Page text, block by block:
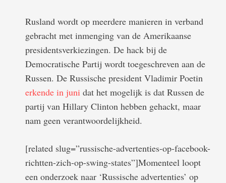
Rusland wordt op meerdere manieren in verband
gebracht met inmenging van de Amerikaanse
presidentsverkiezingen. De hack bij de
Democratische Partij wordt toegeschreven aan de
Russen. De Russische president Vladimir Poetin
erkende in juni dat het mogelijk is dat Russen de
partij van Hillary Clinton hebben gehackt, maar
nam geen verantwoordelijkheid.
[related slug=”russische-advertenties-op-facebook-
richtten-zich-op-swing-states”]Momenteel loopt
een onderzoek naar ‘Russische advertenties’ op